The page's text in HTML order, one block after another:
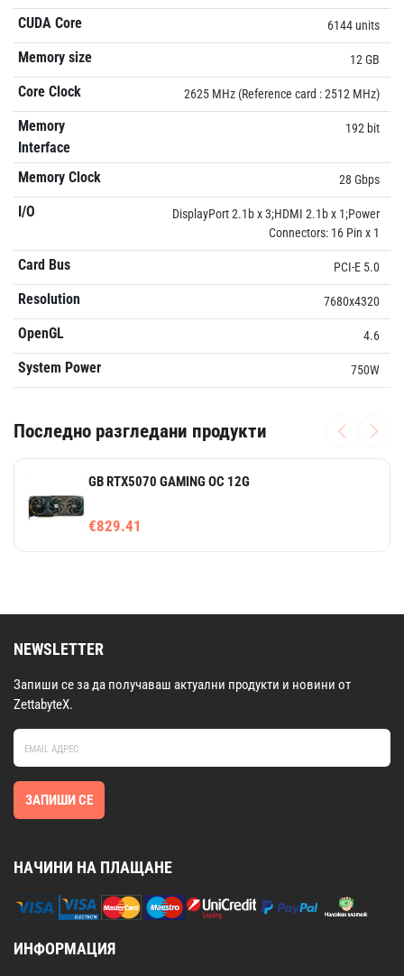
CUDA Core 6144 units
Memory size 12 GB
Core Clock 2625 MHz (Reference card : 2512 MHz)
Memory
Interface
192 bit
Memory Clock 28 Gbps
I/O
DisplayPort 2.1b x 3;HDMI 2.1b x 1;Power
Connectors: 16 Pin x 1
Card Bus PCI-E 5.0
Resolution 7680x4320
OpenGL 4.6
System Power 750W
Последно разгледани продукти
GB RTX5070 GAMING OC 12G
€829.41
NEWSLETTER
Запиши се за да получаваш актуални продукти и новини от
ZettabyteX.
ЗАПИШИ СЕ
НАЧИНИ НА ПЛАЩАНЕ
ИНФОРМАЦИЯ